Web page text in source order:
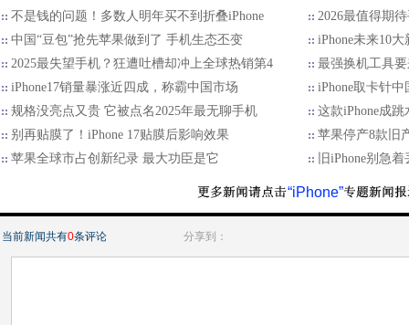
不是钱的问题！多数人明年买不到折叠iPhone
2026最值得期
中国“豆包”抢先苹果做到了 手机生态丕变
iPhone未来10
2025最失望手机？狂遭吐槽却冲上全球热销第4
最强换机工具
iPhone17销量暴涨近四成，称霸中国市场
iPhone取卡针
规格没亮点又贵 它被点名2025年最无聊手机
这款iPhone成
别再贴膜了！iPhone 17贴膜后影响效果
苹果停产8款旧
苹果全球市占创新纪录 最大功臣是它
旧iPhone别急
“iPhone”
当前新闻共有0条评论 分享到：